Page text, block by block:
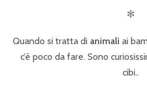
✻
Quando si tratta di animali ai
c’è poco da fare. Sono
cibi..